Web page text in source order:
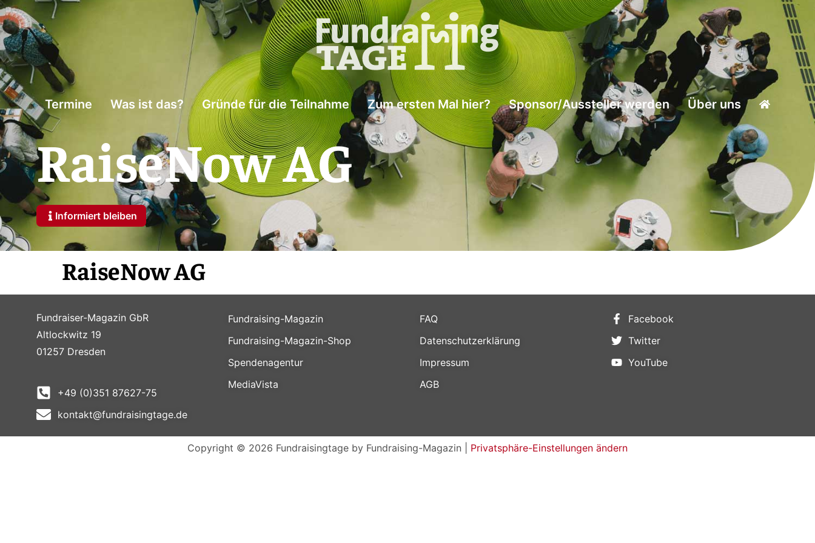
Termine Was ist das? Gründe für die Teilnahme Zum ersten Mal hier? Sponsor/Aussteller werden Über uns
RaiseNow AG
Informiert bleiben
RaiseNow AG
Fundraiser-Magazin GbR
Altlockwitz 19
01257 Dresden
+49 (0)351 87627-75
kontakt@fundraisingtage.de
Fundraising-Magazin
Fundraising-Magazin-Shop
Spendenagentur
MediaVista
FAQ
Datenschutzerklärung
Impressum
AGB
Facebook
Twitter
YouTube
Copyright © 2026 Fundraisingtage by Fundraising-Magazin | Privatsphäre-Einstellungen ändern